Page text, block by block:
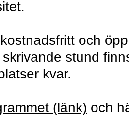
och
stund
kvar.
(länk) och